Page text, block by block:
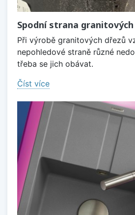
Spodní strana
Při výrobě granitových dřezů
nepohledové straně různé
třeba se jich obávat.
Číst více